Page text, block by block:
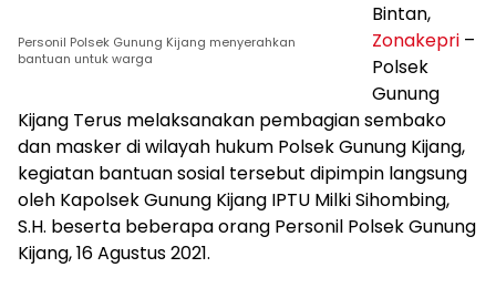
Personil Polsek Gunung Kijang menyerahkan
bantuan untuk warga
Bintan,
Zonakepri –
Polsek
Gunung
Kijang Terus melaksanakan pembagian sembako
dan masker di wilayah hukum Polsek Gunung Kijang,
kegiatan bantuan sosial tersebut dipimpin langsung
oleh Kapolsek Gunung Kijang IPTU Milki Sihombing,
S.H. beserta beberapa orang Personil Polsek Gunung
Kijang, 16 Agustus 2021.